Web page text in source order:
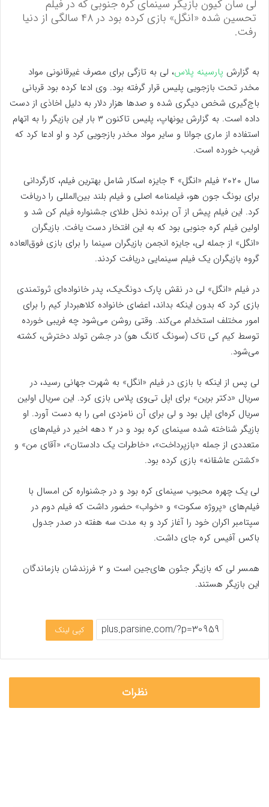
لی سان کیون بازیگر سینمای کره جنوبی که در فیلم
تحسین شده «انگل» بازی کرده بود در ۴۸ سالگی از دنیا
رفت.
به گزارش پارسینه پلاس، لی به تازگی برای مصرف غیرقانونی مواد
مخدر تحت بازجویی پلیس قرار گرفته بود. وی ادعا کرده بود قربانی
باج‌گیری شخص دیگری شده و صدها هزار دلار به دلیل اخاذی از دست
داده است. به گزارش یونهاپ، پلیس تاکنون ۳ بار این بازیگر را به اتهام
استفاده از ماری جوانا و سایر مواد مخدر بازجویی کرد و او ادعا کرد که
فریب خورده است.
سال ۲۰۲۰ فیلم «انگل» ۴ جایزه اسکار شامل بهترین فیلم، کارگردانی
برای بونگ جون هو، فیلمنامه اصلی و فیلم بلند بین‌المللی را دریافت
کرد. این فیلم پیش از آن برنده نخل طلای جشنواره فیلم کن شد و
اولین فیلم کره جنوبی بود که به این افتخار دست یافت. بازیگران
«انگل» از جمله لی، جایزه انجمن بازیگران سینما را برای بازی فوق‌العاده
گروه بازیگران یک فیلم سینمایی دریافت کردند.
در فیلم «انگل» لی در نقش پارک دونگ‌یک، پدر خانواده‌ای ثروتمندی
بازی کرد که بدون اینکه بداند، اعضای خانواده کلاهبردار کیم را برای
امور مختلف استخدام می‌کند. وقتی روشن می‌شود چه فریبی خورده
توسط کیم کی تاک (سونگ کانگ هو) در جشن تولد دخترش، کشته
می‌شود.
لی پس از اینکه با بازی در فیلم «انگل» به شهرت جهانی رسید، در
سریال «دکتر برین» برای اپل تی‌وی پلاس بازی کرد. این سریال اولین
سریال کره‌ای اپل بود و لی برای آن نامزدی امی را به دست آورد. او
بازیگر شناخته شده سینمای کره بود و در ۲ دهه اخیر در فیلم‌های
متعددی از جمله «بازپرداخت»، «خاطرات یک دادستان»، «آقای من» و
«کشتن عاشقانه» بازی کرده بود.
لی یک چهره محبوب سینمای کره بود و در جشنواره کن امسال با
فیلم‌های «پروژه سکوت» و «خواب» حضور داشت که فیلم دوم در
سپتامبر اکران خود را آغاز کرد و به مدت سه هفته در صدر جدول
باکس آفیس کره جای داشت.
همسر لی که بازیگر جئون های‌جین است و ۲ فرزندشان بازماندگان
این بازیگر هستند.
کپی لینک
نظرات